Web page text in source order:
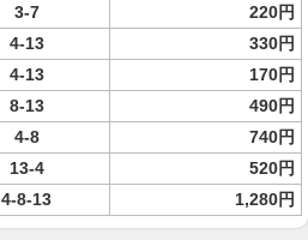
3-7
220円
4-13 330円
4-13
170円
8-13
490円
4-8
740円
13-4
520円
4-8-13 1,280円